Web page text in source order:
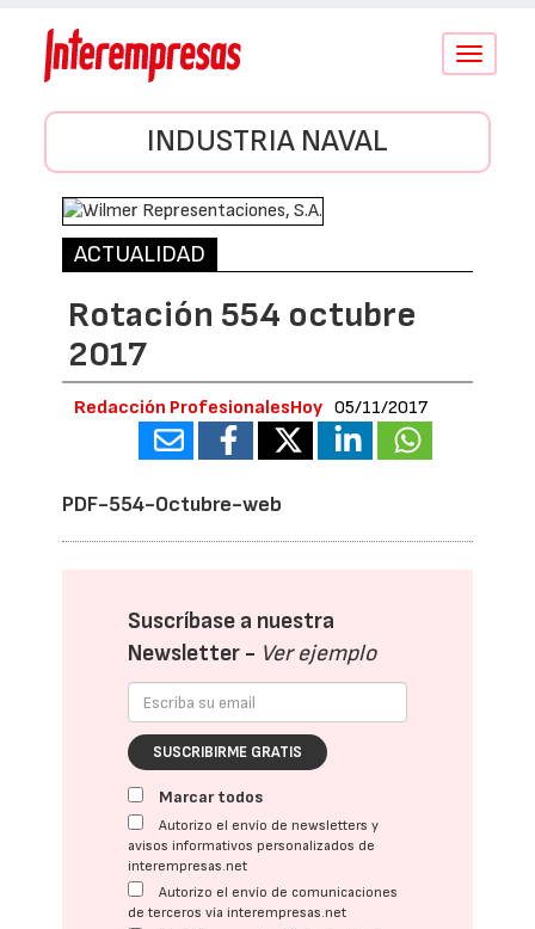
Conmutar
INDUSTRIA NAVAL
ACTUALIDAD
Rotación 554 octubre
2017
Redacción ProfesionalesHoy 05/11/2017
PDF-554-Octubre-web
Suscríbase a nuestra
Newsletter - Ver ejemplo
SUSCRIBIRME GRATIS
Marcar todos
Autorizo el envío de newsletters y
avisos informativos personalizados de
interempresas.net
Autorizo el envío de comunicaciones
de terceros vía interempresas.net